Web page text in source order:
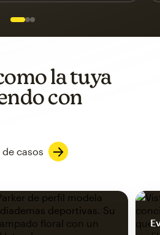
Slide 1 of 3
Go to slide 2 of 3
Go to slide 3 of 3
la tuya
con
casos